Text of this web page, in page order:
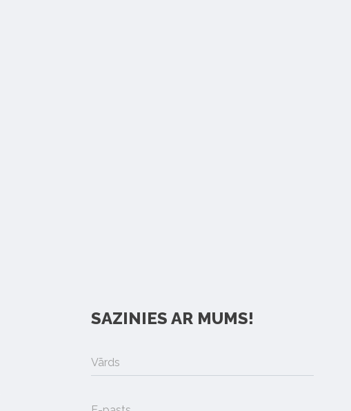
SAZINIES AR MUMS!
Vārds